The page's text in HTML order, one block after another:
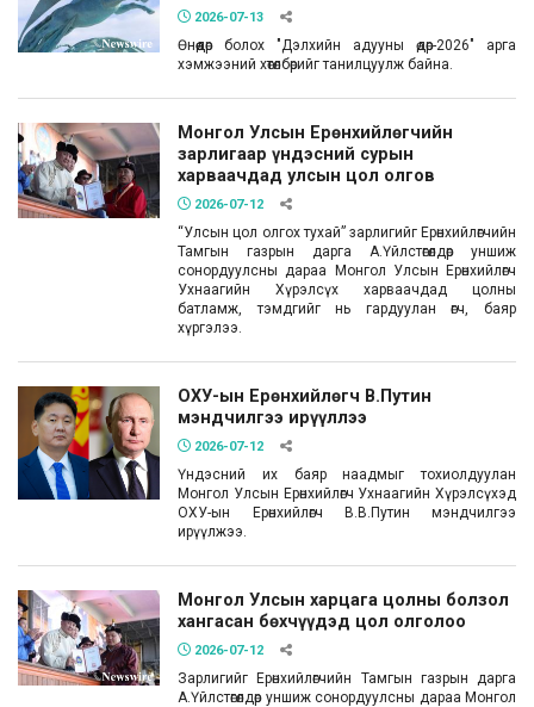
2026-07-13
Өнөөдөр болох "Дэлхийн адууны өдөр-2026" арга
хэмжээний хөтөлбөрийг танилцуулж байна.
Монгол Улсын Ерөнхийлөгчийн
зарлигаар үндэсний сурын
харваачдад улсын цол олгов
2026-07-12
“Улсын цол олгох тухай” зарлигийг Ерөнхийлөгчийн
Тамгын газрын дарга А.Үйлстөгөлдөр уншиж
сонордуулсны дараа Монгол Улсын Ерөнхийлөгч
Ухнаагийн Хүрэлсүх харваачдад цолны
батламж, тэмдгийг нь гардуулан өгч, баяр
хүргэлээ.
ОХУ-ын Ерөнхийлөгч В.Путин
мэндчилгээ ирүүллээ
2026-07-12
Үндэсний их баяр наадмыг тохиолдуулан
Монгол Улсын Ерөнхийлөгч Ухнаагийн Хүрэлсүхэд
ОХУ-ын Ерөнхийлөгч В.В.Путин мэндчилгээ
ирүүлжээ.
Монгол Улсын харцага цолны болзол
хангасан бөхчүүдэд цол олголоо
2026-07-12
Зарлигийг Ерөнхийлөгчийн Тамгын газрын дарга
А.Үйлстөгөлдөр уншиж сонордуулсны дараа Монгол